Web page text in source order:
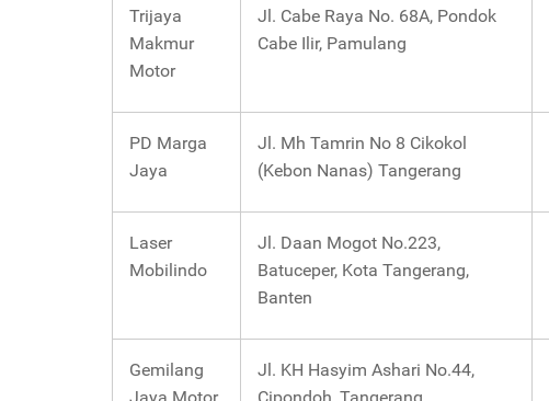
Trijaya
Makmur
Motor
Jl. Cabe Raya No. 68A, Pondok
Cabe Ilir, Pamulang
PD Marga
Jaya
Jl. Mh Tamrin No 8 Cikokol
(Kebon Nanas) Tangerang
Laser
Mobilindo
Jl. Daan Mogot No.223,
Batuceper, Kota Tangerang,
Banten
Gemilang
Jl. KH Hasyim Ashari No.44,